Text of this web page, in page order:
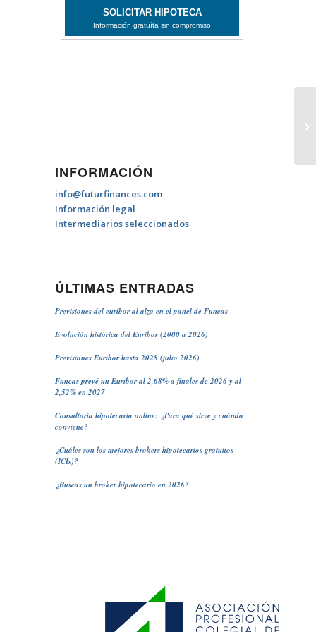
INFORMACIÓN
info@futurfinances.com
Información legal
Intermediarios seleccionados
ÚLTIMAS ENTRADAS
Previsiones del euríbor al alza en el panel de Funcas
Evolución histórica del Euribor (2000 a 2026)
Previsiones Euribor hasta 2028 (julio 2026)
Funcas prevé un Euribor al 2,68% a finales de 2026 y al
2,52% en 2027
Consultoría hipotecaria online: ¿Para qué sirve y cuándo
conviene?
¿Cuáles son los mejores brokers hipotecarios gratuitos
(ICIs)?
¿Buscas un broker hipotecario en 2026?